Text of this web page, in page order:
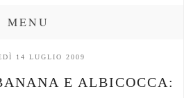
MENU
14 LUGLIO 2009
E ALBICOCCA: